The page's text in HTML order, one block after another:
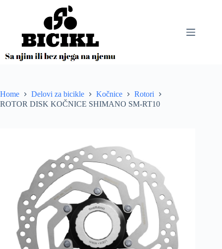
Home Delovi za bicikle Kočnice
Rotori
ROTOR DISK KOČNICE SHIMANO SM-RT10